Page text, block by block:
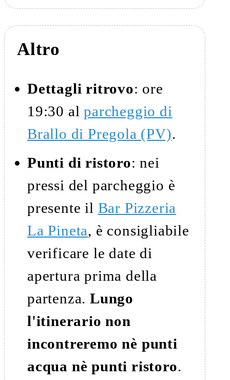
Altro
Dettagli ritrovo: ore
19:30 alparcheggio di
Brallo di Pregola (PV).
Punti di ristoro: nei
pressi del parcheggio è
presente il Bar Pizzeria
La Pineta, è consigliabile
verificare le date di
apertura prima della
partenza.Lungo
l'itinerario non
incontreremo nè punti
acqua nè punti ristoro.